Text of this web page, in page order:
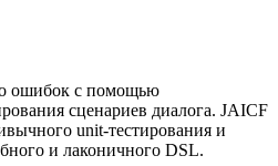
ошибок с помощью
сценариев диалога. JAICF
unit-тестирования и
и лаконичного DSL.